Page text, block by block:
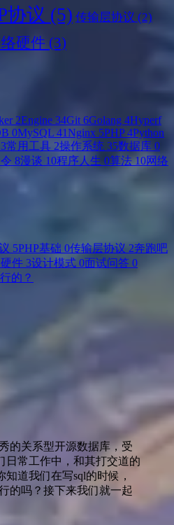
协议 (5) 传输层协议 (2)
硬件 (3)
2Engine 34Git 6Golang 4Hyperf
0MySQL 41Nginx 5PHP4Python
3常用工具 2操作系统 35数据库 0
8漫谈 10程序人生 0算法 10网络
5PHP基础 0传输层协议 2奔跑吧
件 3设计模式 0面试问答 0
的？
的关系型开源数据库，受
日常工作中，和其打交道的
道我们在写sql的时候，
的吗？接下来我们就一起